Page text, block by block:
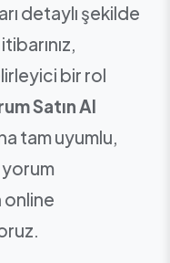
detaylı şekilde
bir rol
Satın Al
tam uyumlu,
yorum
online